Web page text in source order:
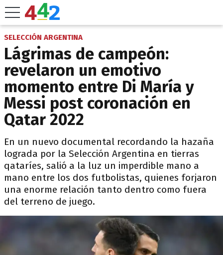
SELECCIÓN ARGENTINA
Lágrimas de campeón:
revelaron un emotivo
momento entre Di María y
Messi post coronación en
Qatar 2022
En un nuevo documental recordando la hazaña
lograda por la Selección Argentina en tierras
qataríes, salió a la luz un imperdible mano a
mano entre los dos futbolistas, quienes forjaron
una enorme relación tanto dentro como fuera
del terreno de juego.